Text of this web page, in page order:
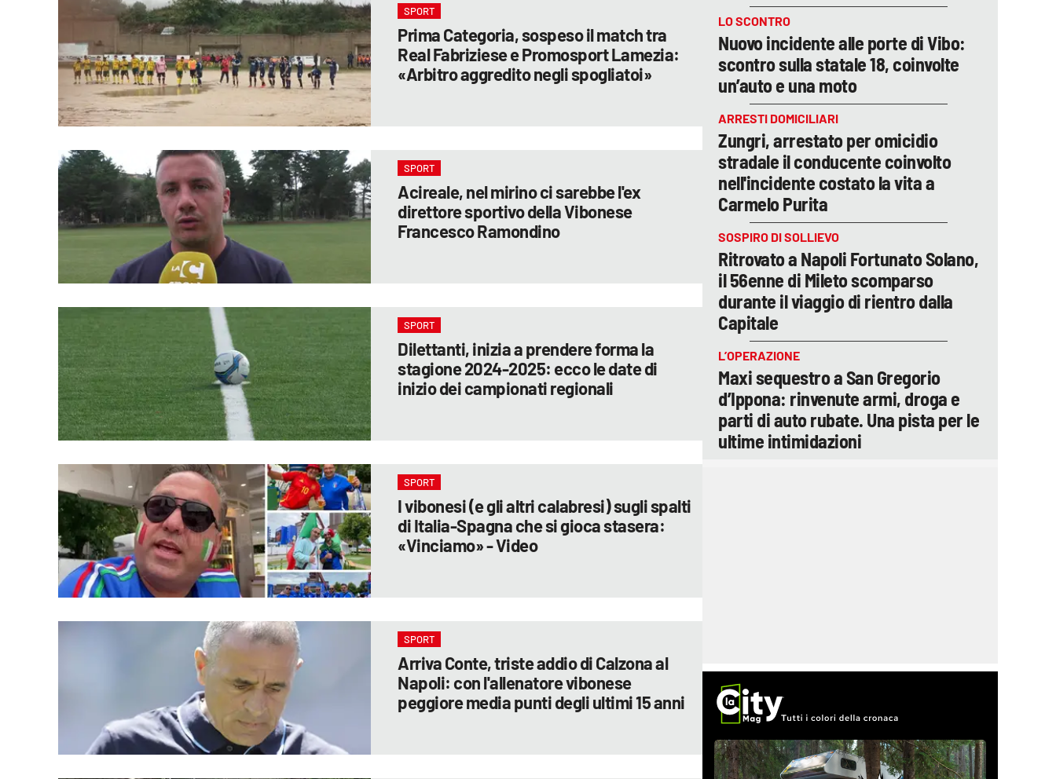
SPORT
Prima Categoria, sospeso il match tra
Real Fabriziese e Promosport Lamezia:
«Arbitro aggredito negli spogliatoi»
SPORT
Acireale, nel mirino ci sarebbe l'ex
direttore sportivo della Vibonese
Francesco Ramondino
SPORT
Dilettanti, inizia a prendere forma la
stagione 2024-2025: ecco le date di
inizio dei campionati regionali
SPORT
I vibonesi (e gli altri calabresi) sugli spalti
di Italia-Spagna che si gioca stasera:
«Vinciamo» - Video
SPORT
Arriva Conte, triste addio di Calzona al
Napoli: con l'allenatore vibonese
peggiore media punti degli ultimi 15 anni
LO SCONTRO
Nuovo incidente alle porte di Vibo:
scontro sulla statale 18, coinvolte
un’auto e una moto
ARRESTI DOMICILIARI
Zungri, arrestato per omicidio
stradale il conducente coinvolto
nell'incidente costato la vita a
Carmelo Purita
SOSPIRO DI SOLLIEVO
Ritrovato a Napoli Fortunato Solano,
il 56enne di Mileto scomparso
durante il viaggio di rientro dalla
Capitale
L’OPERAZIONE
Maxi sequestro a San Gregorio
d’Ippona: rinvenute armi, droga e
parti di auto rubate. Una pista per le
ultime intimidazioni